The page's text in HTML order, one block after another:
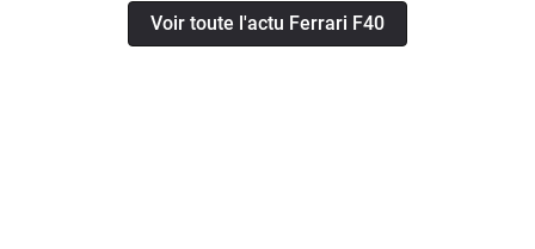
Voir toute l'actu Ferrari F40